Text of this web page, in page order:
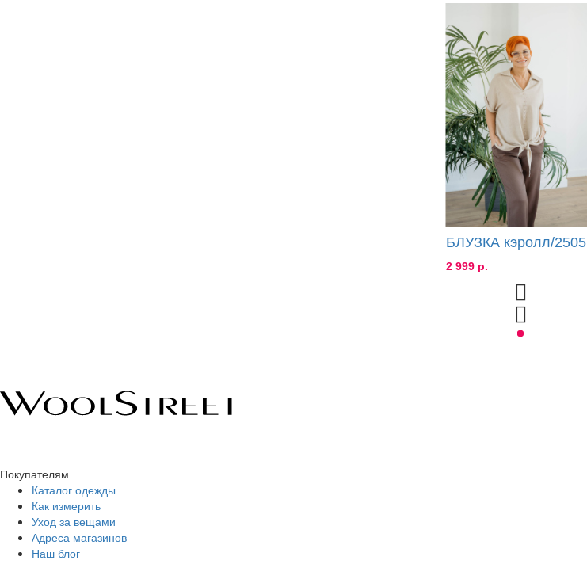
БЛУЗКА кэролл/2505
2 999 р.
Покупателям
Каталог одежды
Как измерить
Уход за вещами
Адреса магазинов
Наш блог